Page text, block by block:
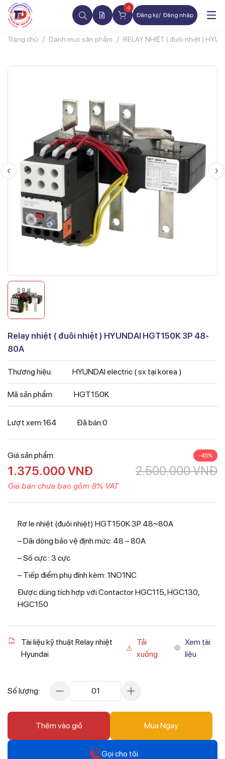
0
Đăng ký Đăng nhập
Trang chủ Danh mục sản phẩm RELAY NHIỆT ( đuôi nhiệt )
Relay nhiệt ( đuôi nhiệt ) HYUNDAI HGT150K 3P 48-
80A
Thương hiệu: HYUNDAI electric ( sx tại korea )
Mã sản phẩm: HGT150K
Lượt xem:164 Đã bán:0
Giá sản phẩm: -45%
2.500.000VNĐ
1.375.000 VNĐ
Giá bán chưa bao gồm 8% VAT
Rơ le nhiệt (đuôi nhiệt) HGT150K 3P 48~80A
– Dãi dòng bảo vệ định mức: 48 – 80A
– Số cực : 3 cực
– Tiếp điểm phụ đính kèm: 1NO1NC
Được dùng tích hợp với Contactor HGC115, HGC130,
HGC150
Tài liệu kỹ thuật Relay nhiệt
Hyundai
Tải
xuống
Xem tài
liệu
Số lượng: 01
Thêm vào giỏ Mua Ngay
Gọi cho tôi